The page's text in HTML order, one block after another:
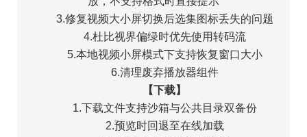
3.修复视频大小屏切换后选集图标丢失的问题
4.杜比视界偏绿时优先使用转码流
5.本地视频小屏模式下支持恢复窗口大小
6.清理废弃播放器组件
【下载】
1.下载文件支持沙箱与公共目录双备份
2.预览时回退至在线加载